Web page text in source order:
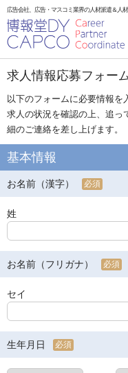
広告会社、広告・マスコミ業界の人材派遣＆人
求人情報応募フォー
以下のフォームに必要情報を
求人の状況を確認の上、追っ
細のご連絡を差し上げます。
基本情報
お名前（漢字） 必須
姓
お名前（フリガナ） 必須
セイ
生年月日 必須